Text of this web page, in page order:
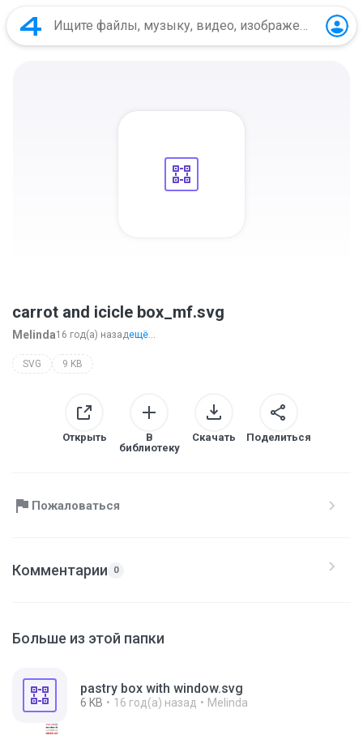
carrot and icicle box_mf.svg
Melinda16 год(а) назадещё...
SVG 9 KB
Открыть
В
библиотеку
Скачать Поделиться
Пожаловаться
Комментарии 0
Больше из этой папки
pastry box with window.svg
6 KB 16 год(а) назад Melinda